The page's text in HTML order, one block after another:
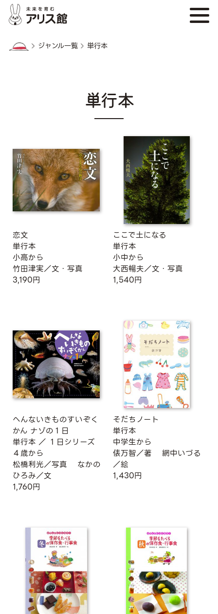
ジャンル一覧 単行本
単行本
恋文
単行本
小高から
竹田津実／文・写真
3,190円
ここで土になる
単行本
小中から
大西暢夫／文・写真
1,540円
へんないきものすいぞく
かん ナゾの１日
単行本 ／ １日シリーズ
４歳から
松橋利光／写真
なかの
ひろみ／文
1,760円
そだちノート
単行本
中学生から
俵万智／著
網中いづる
／絵
1,430円